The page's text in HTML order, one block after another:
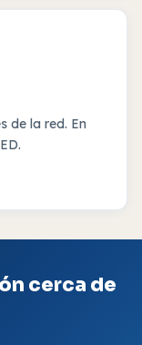
de la red. En
cerca de